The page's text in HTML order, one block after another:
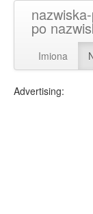
po
Imiona
Advertising: